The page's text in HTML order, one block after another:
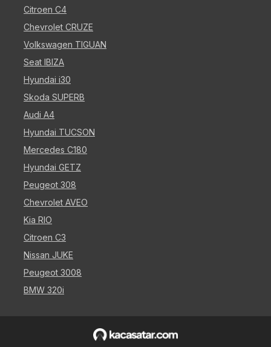
Citroen C4
Chevrolet CRUZE
Volkswagen TIGUAN
Seat IBIZA
Hyundai i30
Skoda SUPERB
Audi A4
Hyundai TUCSON
Mercedes C180
Hyundai GETZ
Peugeot 308
Chevrolet AVEO
Kia RIO
Citroen C3
Nissan JUKE
Peugeot 3008
BMW 320i